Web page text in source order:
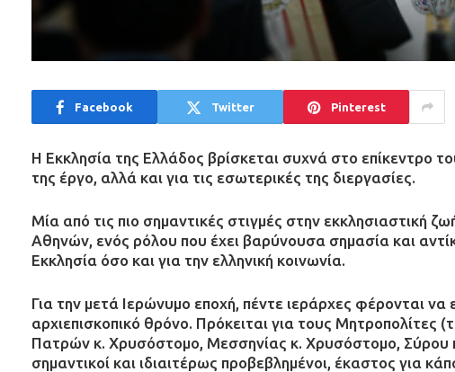
Facebook Twitter Pinterest
Η Εκκλησία της Ελλάδος βρίσκεται συχνά στο επίκεντρο
της έργο, αλλά και για τις εσωτερικές της διεργασίες.
Μία από τις πιο σημαντικές στιγμές στην εκκλησιαστική
Αθηνών, ενός ρόλου που έχει βαρύνουσα σημασία και
Εκκλησία όσο και για την ελληνική κοινωνία.
Για την μετά Ιερώνυμο εποχή, πέντε ιεράρχες φέρονται να
αρχιεπισκοπικό θρόνο. Πρόκειται για τους Μητροπολίτες
Πατρών κ. Χρυσόστομο, Μεσσηνίας κ. Χρυσόστομο, Σύρου
σημαντικοί και ιδιαιτέρως προβεβλημένοι, έκαστος για